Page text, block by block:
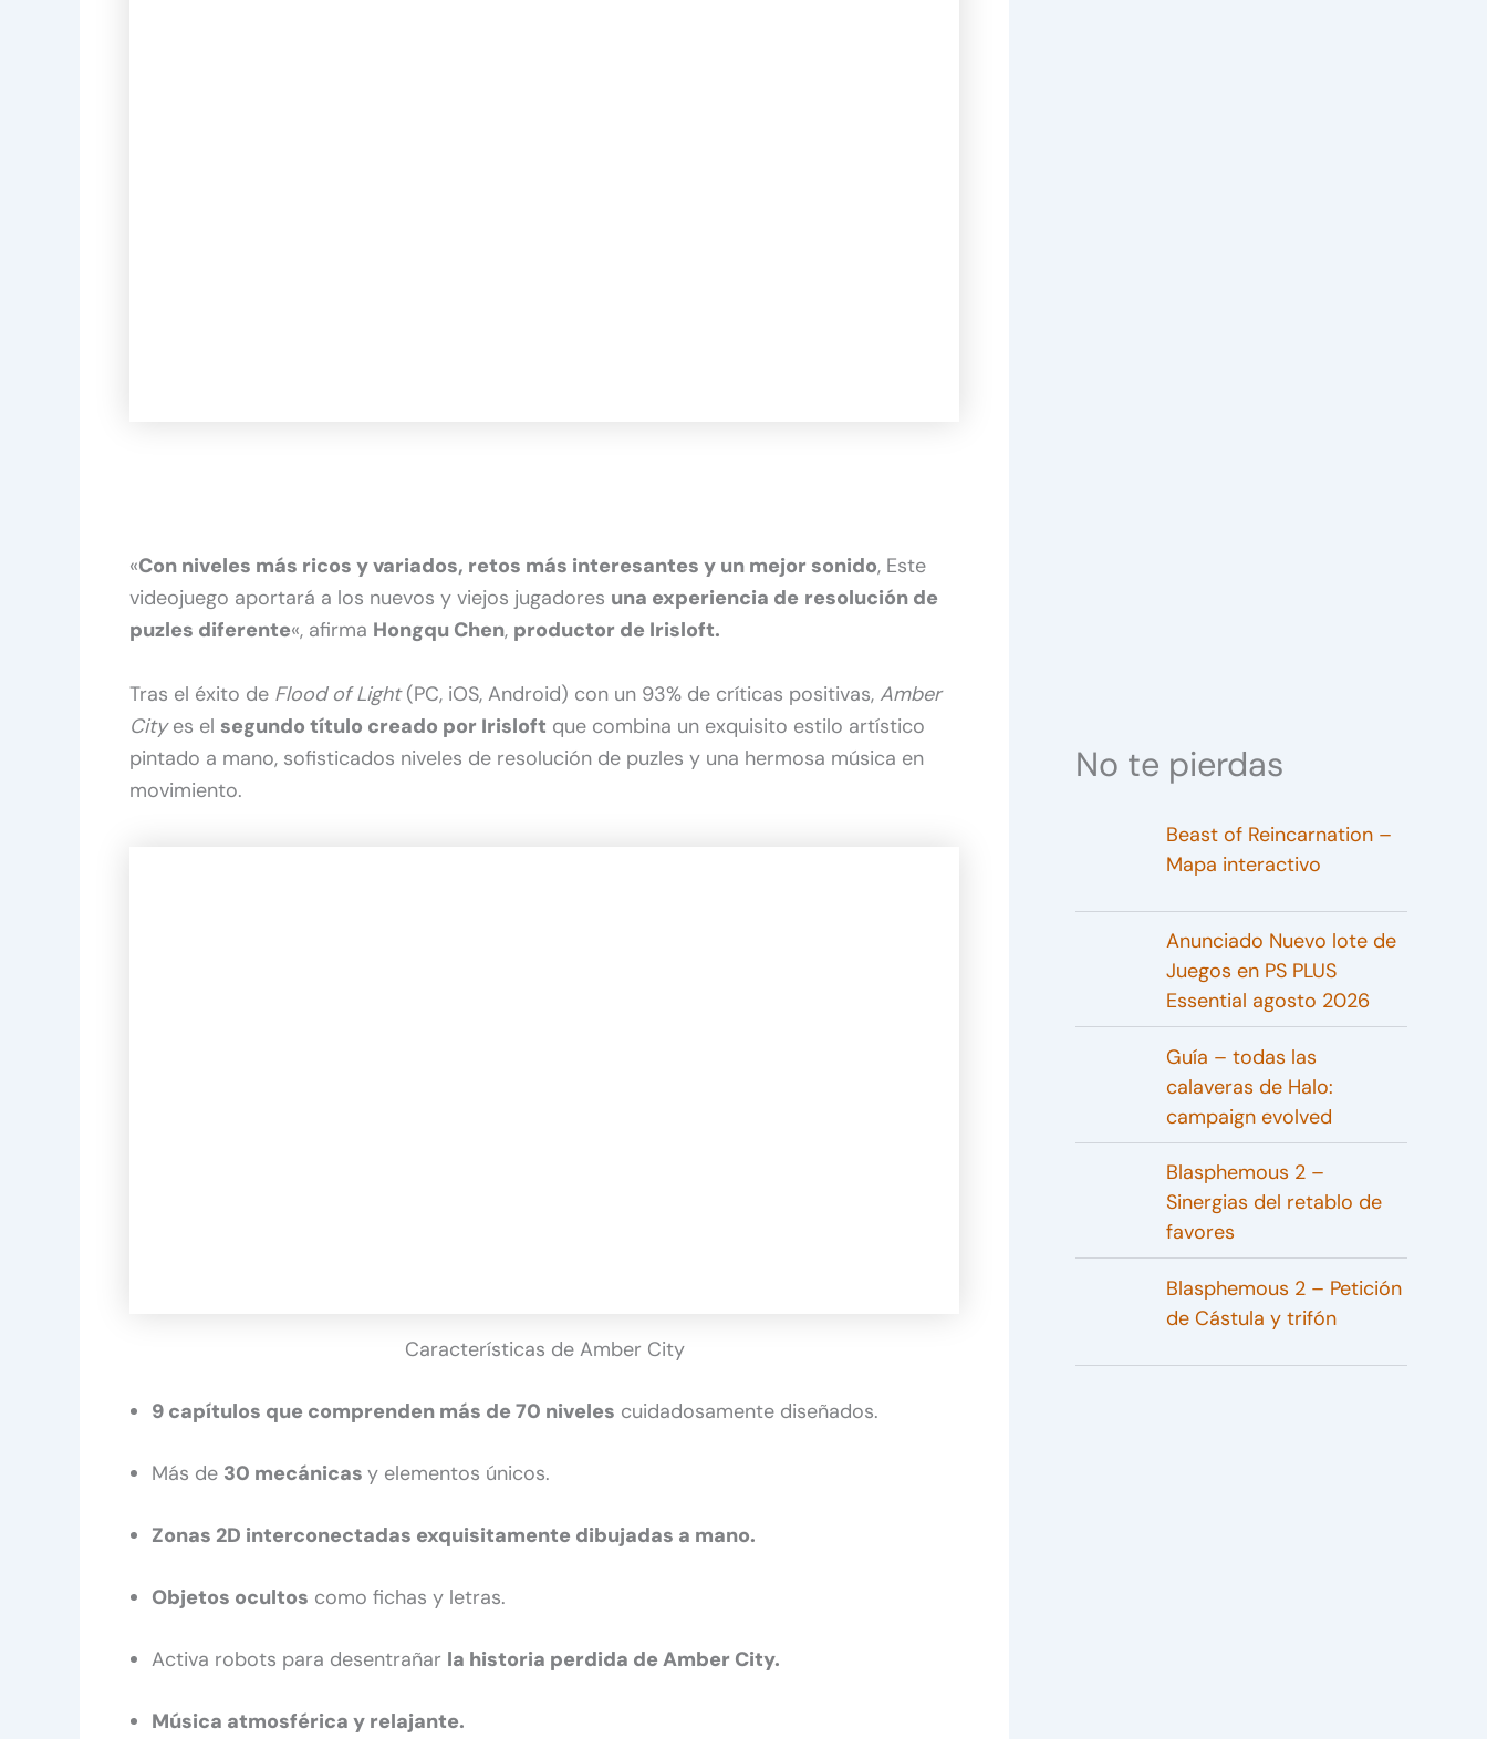
«Con niveles más ricos y variados, retos más interesantes y un mejor sonido, Este
videojuego aportará a los nuevos y viejos jugadores una experiencia de resolución de
puzles diferente«, afirma Hongqu Chen, productor de Irisloft.
Tras el éxito de Flood of Light(PC, iOS, Android) con un 93% de críticas positivas, Amber
Cityes el segundo título creado por Irisloft que combina un exquisito estilo artístico
pintado a mano, sofisticados niveles de resolución de puzles y una hermosa música en
movimiento.
Características de Amber City
9 capítulos que comprenden más de 70 niveles cuidadosamente diseñados.
Más de 30 mecánicas y elementos únicos.
Zonas 2D interconectadas exquisitamente dibujadas a mano.
Objetos ocultos como fichas y letras.
Activa robots para desentrañar la historia perdida de Amber City.
Música atmosférica y relajante.
No te pierdas
Beast of Reincarnation –
Mapa interactivo
Anunciado Nuevo lote de
Juegos en PS PLUS
Essential agosto 2026
Guía – todas las
calaveras de Halo:
campaign evolved
Blasphemous 2 –
Sinergias del retablo de
favores
Blasphemous 2 – Petición
de Cástula y trifón